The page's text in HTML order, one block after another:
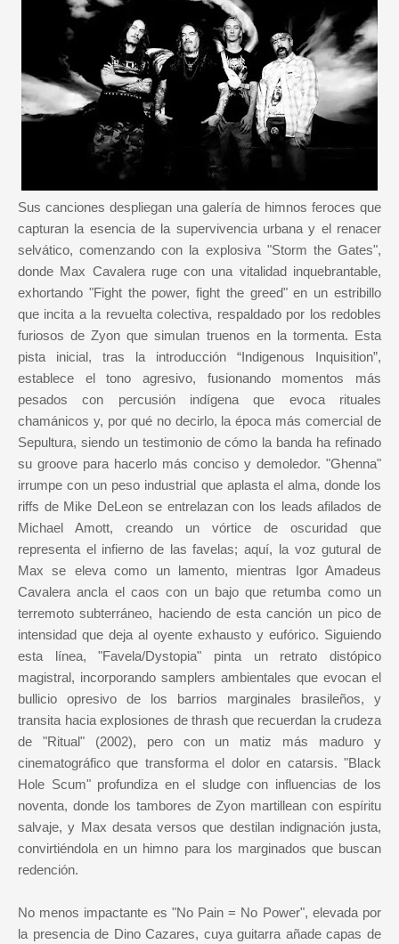
Sus canciones despliegan una galería de himnos feroces que
capturan la esencia de la supervivencia urbana y el renacer
selvático, comenzando con la explosiva "Storm the Gates",
donde Max Cavalera ruge con una vitalidad inquebrantable,
exhortando "Fight the power, fight the greed" en un estribillo
que incita a la revuelta colectiva, respaldado por los redobles
furiosos de Zyon que simulan truenos en la tormenta. Esta
pista inicial, tras la introducción “Indigenous Inquisition”,
establece el tono agresivo, fusionando momentos más
pesados con percusión indígena que evoca rituales
chamánicos y, por qué no decirlo, la época más comercial de
Sepultura, siendo un testimonio de cómo la banda ha refinado
su groove para hacerlo más conciso y demoledor. "Ghenna"
irrumpe con un peso industrial que aplasta el alma, donde los
riffs de Mike DeLeon se entrelazan con los leads afilados de
Michael Amott, creando un vórtice de oscuridad que
representa el infierno de las favelas; aquí, la voz gutural de
Max se eleva como un lamento, mientras Igor Amadeus
Cavalera ancla el caos con un bajo que retumba como un
terremoto subterráneo, haciendo de esta canción un pico de
intensidad que deja al oyente exhausto y eufórico. Siguiendo
esta línea, "Favela/Dystopia" pinta un retrato distópico
magistral, incorporando samplers ambientales que evocan el
bullicio opresivo de los barrios marginales brasileños, y
transita hacia explosiones de thrash que recuerdan la crudeza
de "Ritual" (2002), pero con un matiz más maduro y
cinematográfico que transforma el dolor en catarsis. "Black
Hole Scum" profundiza en el sludge con influencias de los
noventa, donde los tambores de Zyon martillean con espíritu
salvaje, y Max desata versos que destilan indignación justa,
convirtiéndola en un himno para los marginados que buscan
redención.
No menos impactante es "No Pain = No Power", elevada por
la presencia de Dino Cazares, cuya guitarra añade capas de